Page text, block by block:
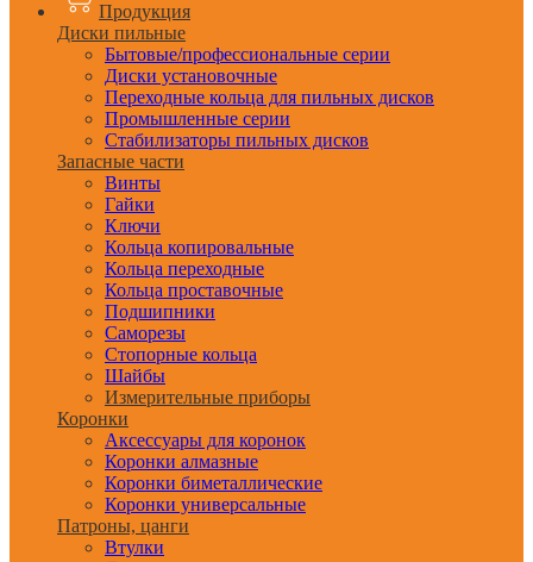
Продукция
Диски пильные
Бытовые/профессиональные серии
Диски установочные
Переходные кольца для пильных дисков
Промышленные серии
Стабилизаторы пильных дисков
Запасные части
Винты
Гайки
Ключи
Кольца копировальные
Кольца переходные
Кольца проставочные
Подшипники
Саморезы
Стопорные кольца
Шайбы
Измерительные приборы
Коронки
Аксессуары для коронок
Коронки алмазные
Коронки биметаллические
Коронки универсальные
Патроны, цанги
Втулки